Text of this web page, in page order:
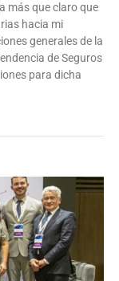
más que claro que
hacia mi
generales de la
de Seguros
para dicha